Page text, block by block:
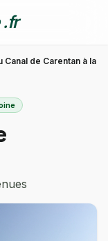
.fr
Canal de Carentan à la